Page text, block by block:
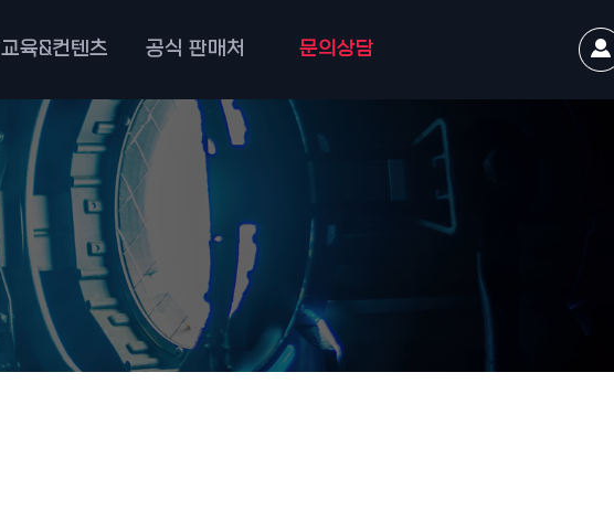
교육&컨텐츠 공식 판매처 문의상담